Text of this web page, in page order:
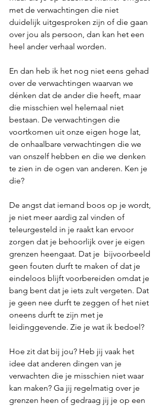
met de verwachtingen die niet
duidelijk uitgesproken zijn of die gaan
over jou als persoon, dan kan het een
heel ander verhaal worden.
En dan heb ik het nog niet eens gehad
over de verwachtingen waarvan we
dénken dat de ander die heeft, maar
die misschien wel helemaal niet
bestaan. De verwachtingen die
voortkomen uit onze eigen hoge lat,
de onhaalbare verwachtingen die we
van onszelf hebben en die we denken
te zien in de ogen van anderen. Ken je
die?
De angst dat iemand boos op je wordt,
je niet meer aardig zal vinden of
teleurgesteld in je raakt kan ervoor
zorgen dat je behoorlijk over je eigen
grenzen heengaat. Dat je  bijvoorbeeld
geen fouten durft te maken of dat je
eindeloos blijft voorbereiden omdat je
bang bent dat je iets zult vergeten. Dat
je geen nee durft te zeggen of het niet
oneens durft te zijn met je
leidinggevende. Zie je wat ik bedoel?
Hoe zit dat bij jou? Heb jij vaak het
idee dat anderen dingen van je
verwachten die je misschien niet waar
kan maken? Ga jij regelmatig over je
grenzen heen of gedraag jij je op een